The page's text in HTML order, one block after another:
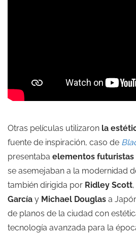
Otras películas utilizaron la
fuente de inspiración, caso de
presentaba elementos
se asemejaban a la modernidad
también dirigida por Ridley Scott
García y Michael Douglas a
de planos de la ciudad con
tecnología avanzada para la